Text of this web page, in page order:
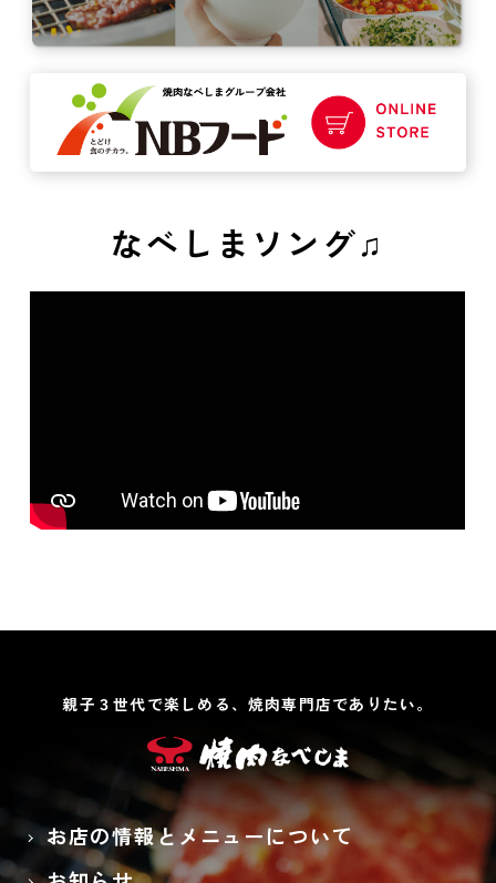
なべしまソング♫
親子３世代で楽しめる、焼肉専門店でありたい。
お店の情報とメニューについて